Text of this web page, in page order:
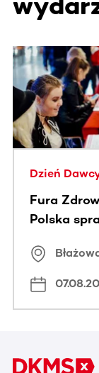
Ta sekcja
Dzień
Fura
Polska